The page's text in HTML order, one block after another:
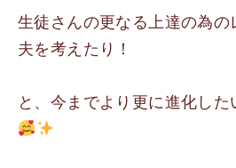
生徒さんの更なる上達の為の
夫を考えたり！
と、今までより更に進化し